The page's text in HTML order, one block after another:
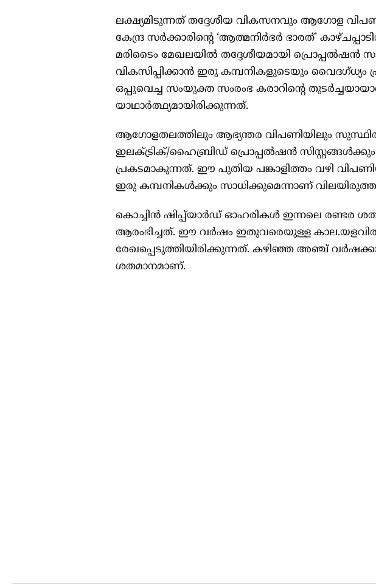
ലക്ഷ്യമിടുന്നത് തദ്ദേശീയ വികസനവും ആഗോള
കേന്ദ്ര സര്‍ക്കാരിന്റെ ‘ആത്മനിര്‍ഭര്‍ ഭാരത്’
മരിടൈം മേഖലയില്‍ തദ്ദേശീയമായി പ്രൊപ്പല്‍ഷന്‍
വികസിപ്പിക്കാന്‍ ഇരു കമ്പനികളുടെയും വൈദഗ്ധ്യം
ഒപ്പുവെച്ച സംയുക്ത സംരംഭ കരാറിന്റെ
യാഥാര്‍ത്ഥ്യമായിരിക്കുന്നത്.
ആഗോളതലത്തിലും ആഭ്യന്തര വിപണിയിലും സുസ്ഥിര
ഇലക്ട്രിക്/ഹൈബ്രിഡ് പ്രൊപ്പല്‍ഷന്‍
പ്രകടമാകുന്നത്. ഈ പുതിയ പങ്കാളിത്തം വഴി
ഇരു കമ്പനികള്‍ക്കും സാധിക്കുമെന്നാണ്
കൊച്ചിന്‍ ഷിപ്പ്‌യാര്‍ഡ് ഓഹരികള്‍ ഇന്നലെ രണ്ടര
ആരംഭിച്ചത്. ഈ വര്‍ഷം ഇതുവരെയുള്ള
രേഖപ്പെടുത്തിയിരിക്കുന്നത്. കഴിഞ്ഞ അഞ്ച്
ശതമാനമാണ്.